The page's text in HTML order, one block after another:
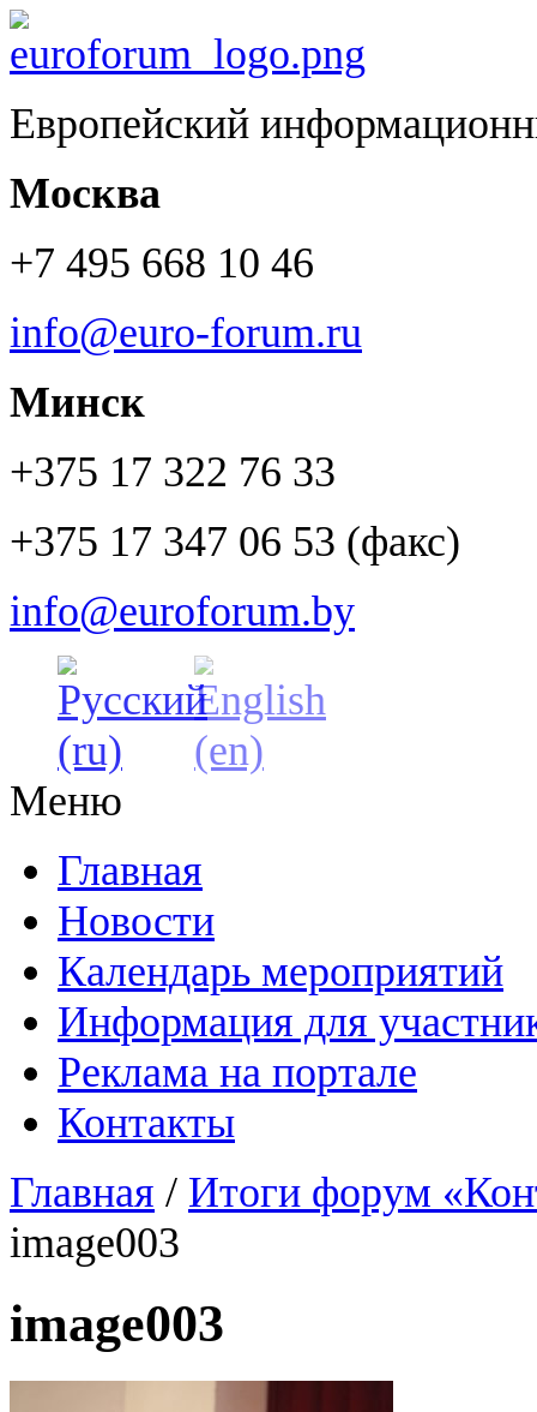
Европейский
Москва
+7 495 668 10 46
info@euro-forum.ru
Минск
+375 17 322 76 33
+375 17 347 06 53 (факс)
info@euroforum.by
Меню
Главная
Новости
Календарь мероприятий
Информация для
Реклама на портале
Контакты
Главная / Итоги форум
image003
image003